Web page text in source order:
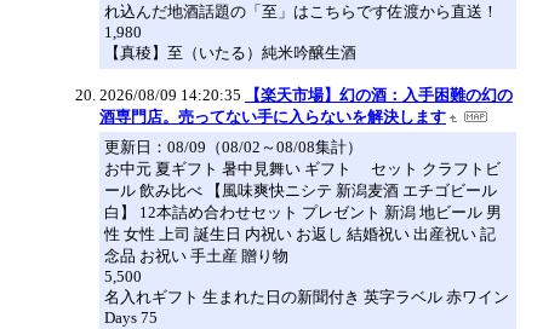
れ込んだ地酒話題の「至」はこちらです佐渡から直送！
1,980
【真稜】至（いたる）純米吟醸生酒
2026/08/09 14:20:35
【楽天市場】幻の酒：入手困難の幻の
酒専門店。売ってない手に入らないを解決します
更新日：08/09（08/02～08/08集計）
お中元 夏ギフト 暑中見舞い ギフト セット クラフトビ
ール 飲み比べ 【風味爽快ニシテ 新潟麦酒 エチゴビール
白】 12本詰め合わせセット プレゼント 新潟 地ビール 男
性 女性 上司 誕生日 内祝い お返し 結婚祝い 出産祝い 記
念品 お祝い 手土産 贈り物
5,500
名入れギフト 生まれた日の新聞付き 英字ラベル 赤ワイン
Days 75